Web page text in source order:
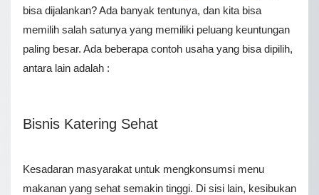
bisa dijalankan? Ada banyak tentunya, dan kita bisa
memilih salah satunya yang memiliki peluang keuntungan
paling besar. Ada beberapa contoh usaha yang bisa dipilih,
antara lain adalah :
Bisnis Katering Sehat
Kesadaran masyarakat untuk mengkonsumsi menu
makanan yang sehat semakin tinggi. Di sisi lain, kesibukan